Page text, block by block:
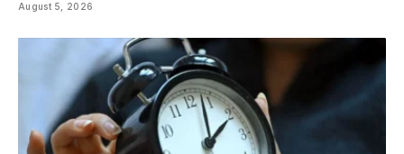
August 5, 2026